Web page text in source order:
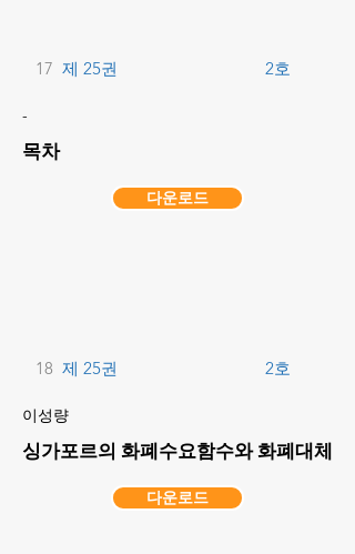
17 제 25권 2호
-
목차
다운로드
18 제 25권 2호
이성량
싱가포르의 화폐수요함수와 화폐대체
다운로드